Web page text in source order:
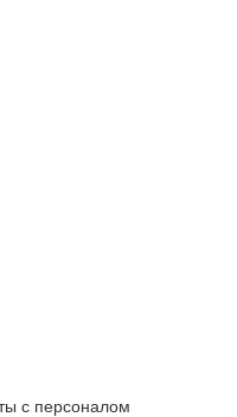
с персоналом